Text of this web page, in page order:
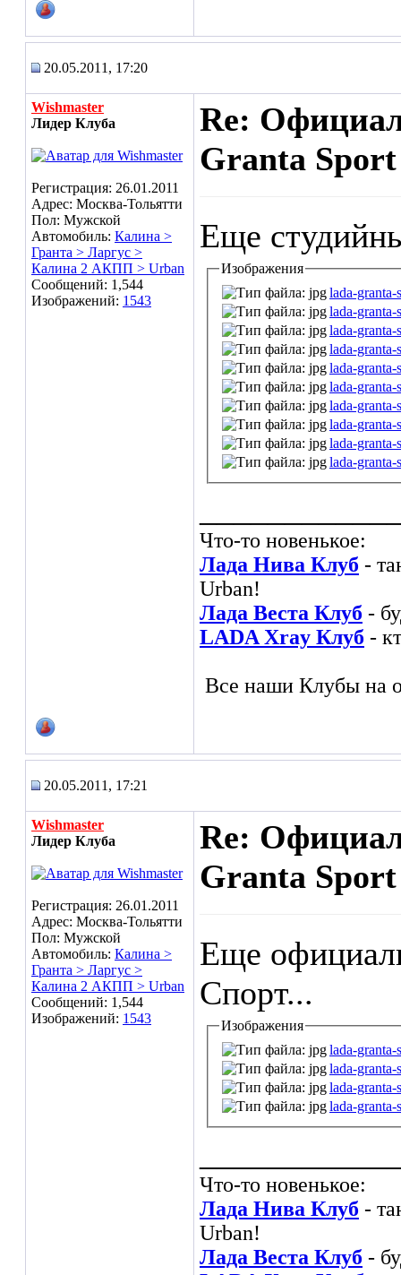
20.05.2011, 17:20
Wishmaster
Лидер Клуба
Регистрация: 26.01.2011
Адрес: Москва-Тольятти
Пол: Мужской
Автомобиль: Калина >
Гранта > Ларгус >
Калина 2 АКПП > Urban
Сообщений: 1,544
Изображений: 1543
Re:
Granta Sport
Еще
Изображения
lada-
lada-
lada-
lada-
lada-
lada-
lada-
lada-
lada-
lada-
Что-то новенькое:
Лада Нива Клуб -
Urban!
Лада Веста Клуб -
LADA Xray Клуб -
Все наши Клубы на
20.05.2011, 17:21
Wishmaster
Лидер Клуба
Регистрация: 26.01.2011
Адрес: Москва-Тольятти
Пол: Мужской
Автомобиль: Калина >
Гранта > Ларгус >
Калина 2 АКПП > Urban
Сообщений: 1,544
Изображений: 1543
Re:
Granta Sport
Еще
Спорт...
Изображения
lada-
lada-
lada-
lada-
Что-то новенькое:
Лада Нива Клуб -
Urban!
Лада Веста Клуб -